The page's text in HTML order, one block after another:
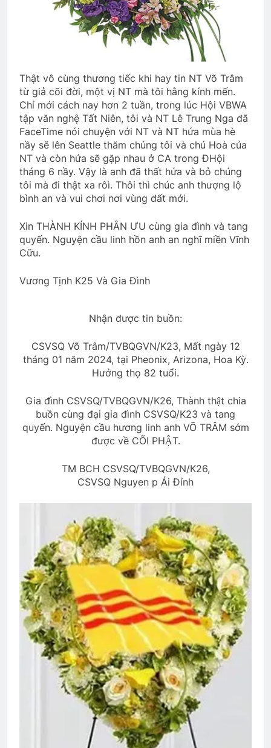
3 Years Ago
CSVSQ Hồ Văn Xuân K16
XUÂN HẠNH PHÚC
3 Years Ago
NƯỚC MẮT VÀ NỤ CƯỜI (Kahlil Gibran)
3 Years Ago
Tiểu Đoàn 1 Nhảy Dù VNCH
2 Years Ago
Liên Đoàn 81 Biệt Cách Nhảy Dù
Thật vô cùng thương tiếc khi hay tin NT Võ Trâm
từ giả cõi đời, một vị NT mà tôi hằng kính mến.
Chỉ mới cách nay hơn 2 tuần, trong lúc Hội VBWA
tập văn nghệ Tất Niên, tôi và NT Lê Trung Nga đã
FaceTime nói chuyện với NT và NT hứa mùa hè
nầy sẽ lên Seattle thăm chúng tôi và chú Hoà của
NT và còn hứa sẽ gặp nhau ở CA trong ĐHội
tháng 6 nầy. Vậy là anh đã thất hứa và bỏ chúng
tôi mà đi thật xa rôì. Thôi thì chúc anh thượng lộ
bình an và vui chơi nơi vùng đất mới.
Xin THÀNH KÍNH PHÂN ƯU cùng gia đình và tang
quyến. Nguyện cầu linh hồn anh an nghĩ miền Vĩnh
Cữu.
Vương Tịnh K25 Và Gia Đình
Nhận được tin buồn:
CSVSQ Võ Trâm/TVBQGVN/K23, Mất ngày 12
tháng 01 năm 2024, tại Pheonix, Arizona, Hoa Kỳ.
Hưởng thọ 82 tuổi.
Gia đình CSVSQ/TVBQGVN/K26, Thành thật chia
buồn cùng đại gia đình CSVSQ/K23 và tang
quyến. Nguyện cầu hương linh anh VÕ TRÂM sớm
được về CÕI PHẬT.
TM BCH CSVSQ/TVBQGVN/K26,
CSVSQ Nguyen p Ái Đỉnh